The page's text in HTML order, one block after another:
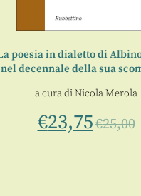
poesia in dialetto di
nel decennale della sua
a cura diNicola Merola
€23,75€25,00